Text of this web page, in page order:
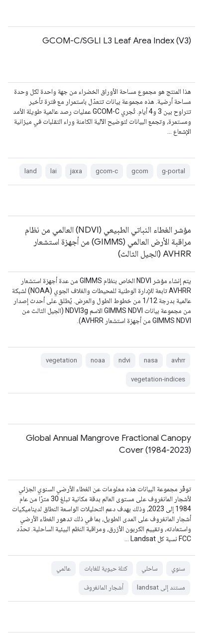
GCOM-C/SGLI L3 Leaf Area Index (V3)
هذا المنتج هو مجموع مساحة الأوراق الخضراء من جهة واحدة لكل وحدة
مساحة أرضية. هذه مجموعة بيانات تتعدّل باستمرار مع فترة تأخير
تتراوح بين 3 و4 أيام. تُجري GCOM-C عمليات رصد عالمية طويلة الأمد
ومستمرة، وتجمع البيانات لتوضيح الآلية الكامنة وراء التقلبات في ميزانية
الإشعاع …
g-portal
gcom
gcom-c
jaxa
lai
land
مؤشر الغطاء النباتي الطبيعي (NDVI) العالمي من نظام
مراقبة الأرض العالمي (GIMMS) من أجهزة استشعار
AVHRR (الجيل الثالث)
يتم إنشاء مؤشر NDVI الخاص بنظام GIMMS من عدة أجهزة استشعار
AVHRR تابعة للإدارة الوطنية للمحيطات والغلاف الجوي (NOAA) لشبكة
عالمية بدرجة 1/12 من خطوط الطول والعرض. يُطلق على أحدث إصدار
من مجموعة بيانات GIMMS NDVI الاسم NDVI3g (الجيل الثالث من
GIMMS NDVI من أجهزة استشعار AVHRR).
avhrr
nasa
ndvi
noaa
vegetation
vegetation-indices
Global Annual Mangrove Fractional Canopy
Cover (1984-2023)
توفّر مجموعة البيانات هذه معلومات عن الغطاء الأرضي السنوي الجزئي
لأشجار المانغروف على مستوى العالم بدقة مكانية تبلغ 30 مترًا من عام
1984 إلى 2023، وذلك بهدف دعم التحليلات الواسعة النطاق لديناميكيات
أشجار المانغروف على المدى الطويل، بما في ذلك تدهور الغطاء الأرضي
واستعادته، وتقييم الكربون الأزرق، ومراقبة النظم البيئية الساحلية. تحدّد
FCC نسبة كل Landsat …
سنوي ساحلي كتلة حيوية للغابات عالمي
مستند إلى landsat أشجار المانغروف